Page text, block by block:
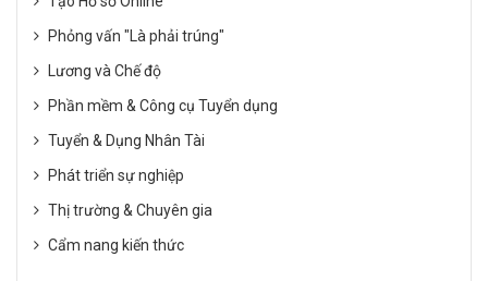
Phỏng vấn "Là phải trúng"
Lương và Chế độ
Phần mềm & Công cụ Tuyển dụng
Tuyển & Dụng Nhân Tài
Phát triển sự nghiệp
Thị trường & Chuyên gia
Cẩm nang kiến thức